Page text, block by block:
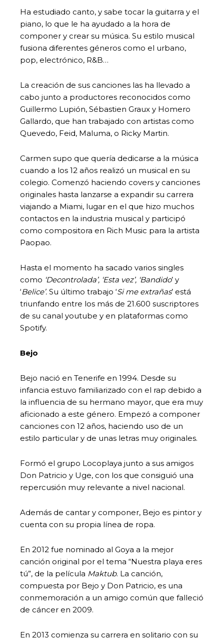
Ha estudiado canto, y sabe tocar la guitarra y el
piano, lo que le ha ayudado a la hora de
componer y crear su música. Su estilo musical
fusiona diferentes géneros como el urbano,
pop, electrónico, R&B…
La creación de sus canciones las ha llevado a
cabo junto a productores reconocidos como
Guillermo Lupión, Sébastien Graux y Homero
Gallardo, que han trabajado con artistas como
Quevedo, Feid, Maluma, o Ricky Martin.
Carmen supo que quería dedicarse a la música
cuando a los 12 años realizó un musical en su
colegio. Comenzó haciendo covers y canciones
originales hasta lanzarse a expandir su carrera
viajando a Miami, lugar en el que hizo muchos
contactos en la industria musical y participó
como compositora en Rich Music para la artista
Paopao.
Hasta el momento ha sacado varios singles
como ‘Decontrolada’, ‘Esta vez’, ‘Bandido’ y
‘Belice’. Su último trabajo ‘Si me extrañas’ está
triunfando entre los más de 21.600 suscriptores
de su canal youtube y en plataformas como
Spotify.
Bejo
Bejo nació en Tenerife en 1994. Desde su
infancia estuvo familiarizado con el rap debido a
la influencia de su hermano mayor, que era muy
aficionado a este género. Empezó a componer
canciones con 12 años, haciendo uso de un
estilo particular y de unas letras muy originales.
Formó el grupo Locoplaya junto a sus amigos
Don Patricio y Uge, con los que consiguió una
repercusión muy relevante a nivel nacional.
Además de cantar y componer, Bejo es pintor y
cuenta con su propia línea de ropa.
En 2012 fue nominado al Goya a la mejor
canción original por el tema “Nuestra playa eres
tú”, de la película Maktub. La canción,
compuesta por Bejo y Don Patricio, es una
conmemoración a un amigo común que falleció
de cáncer en 2009.
En 2013 comienza su carrera en solitario con su